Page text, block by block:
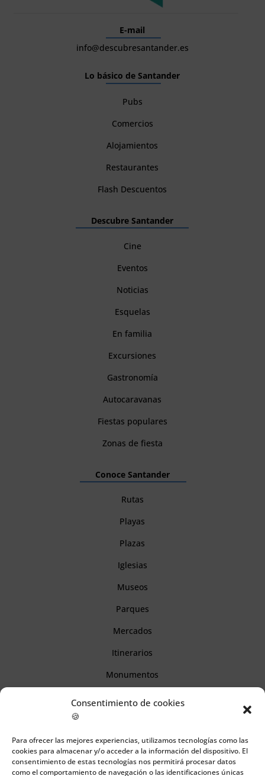
Consentimiento de cookies
🍪
Para ofrecer las mejores experiencias, utilizamos tecnologías como las
cookies para almacenar y/o acceder a la información del dispositivo. El
consentimiento de estas tecnologías nos permitirá procesar datos
como el comportamiento de navegación o las identificaciones únicas
E-mail
info@descubresantander.es
Lo básico de Santander
Pubs
Comercios
Alojamientos
Restaurantes
Flash Descuentos
Descubre Santander
Cine
Eventos
Noticias
Esquelas
En familia
Excursiones
Gastronomía
Autocaravanas
Fiestas populares
Zonas de fiesta
Conoce Santander
Rutas
Playas
Plazas
Iglesias
Museos
Parques
Mercados
Itinerarios
Monumentos
Información
Aviso legal